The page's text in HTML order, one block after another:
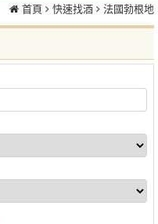
首頁 快速找酒 法國勃根地